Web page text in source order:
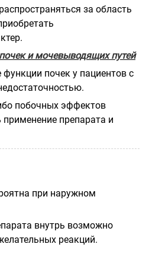
за область
и мочевыводящих путей
функции почек у пациентов с
побочных эффектов
препарата и
при наружном
внутрь возможно
реакций.